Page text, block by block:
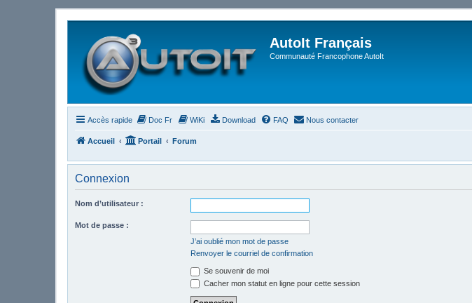
AutoIt Français
Communauté Francophone AutoIt
Accès rapide Doc Fr WiKi Download FAQ Nous contacter
Accueil Portail Forum
Connexion
Nom d’utilisateur :
Mot de passe :
J’ai oublié mon mot de passe
Renvoyer le courriel de confirmation
Se souvenir de moi
Cacher mon statut en ligne pour cette session